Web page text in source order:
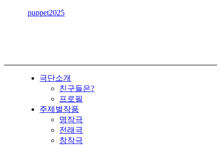
극단소개
친구들은?
프로필
주제별작품
명작극
전래극
창작극